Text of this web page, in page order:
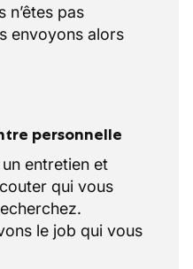
n’êtes pas
envoyons alors
personnelle
entretien et
qui vous
le job qui vous